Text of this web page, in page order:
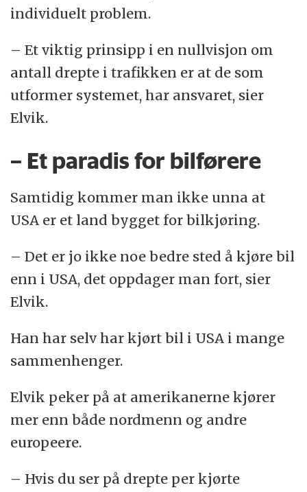
individuelt problem.
– Et viktig prinsipp i en nullvisjon om
antall drepte i trafikken er at de som
utformer systemet, har ansvaret, sier
Elvik.
– Et paradis for bilførere
Samtidig kommer man ikke unna at
USA er et land bygget for bilkjøring.
– Det er jo ikke noe bedre sted å kjøre bil
enn i USA, det oppdager man fort, sier
Elvik.
Han har selv har kjørt bil i USA i mange
sammenhenger.
Elvik peker på at amerikanerne kjører
mer enn både nordmenn og andre
europeere.
– Hvis du ser på drepte per kjørte